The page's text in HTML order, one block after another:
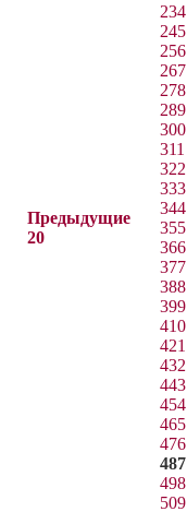
Предыдущие
20
234
245
256
267
278
289
300
311
322
333
344
355
366
377
388
399
410
421
432
443
454
465
476
487
498
509